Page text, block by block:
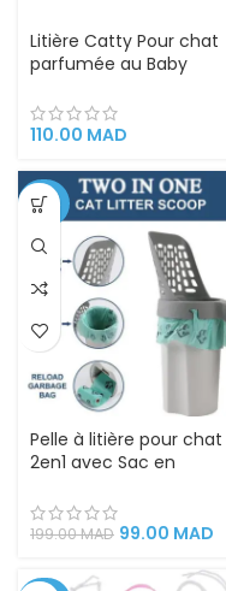
Litière Catty Pour chat
parfumée au Baby
110.00 MAD
-50%
Pelle à litière pour chat
2en1 avec Sac en
199.00MAD 99.00 MAD